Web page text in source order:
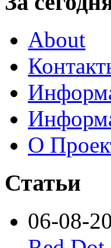
About
О
Статьи
06-08-